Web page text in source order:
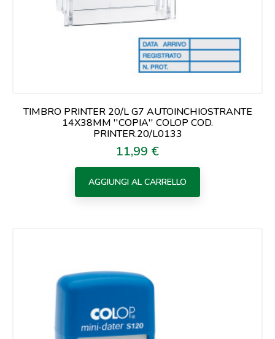
TIMBRO PRINTER 20/L G7 AUTOINCHIOSTRANTE
14X38MM ''COPIA'' COLOP COD.
PRINTER.20/L0133
Prezzo
11,99 €
AGGIUNGI AL CARRELLO